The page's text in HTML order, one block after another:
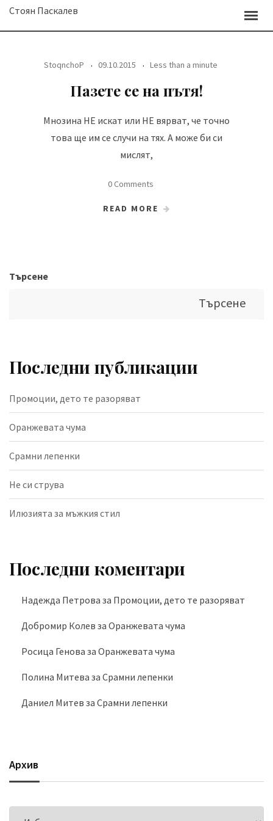
SkipСтоян Паскалев
StoqnchoP 09.10.2015 Less than a minute
Пазете се на пътя!
Мнозина НЕ искат или НЕ вярват, че точно
това ще им се случи на тях. А може би си
мислят,
0 Comments
READ MORE
Търсене
Търсене
Последни публикации
Промоции, дето те разоряват
Оранжевата чума
Срамни лепенки
Не си струва
Илюзията за мъжкия стил
Последни коментари
Надежда Петрова за Промоции, дето те разоряват
Добромир Колев за Оранжевата чума
Росица Генова за Оранжевата чума
Полина Митева за Срамни лепенки
Даниел Митев за Срамни лепенки
Архив
Архив